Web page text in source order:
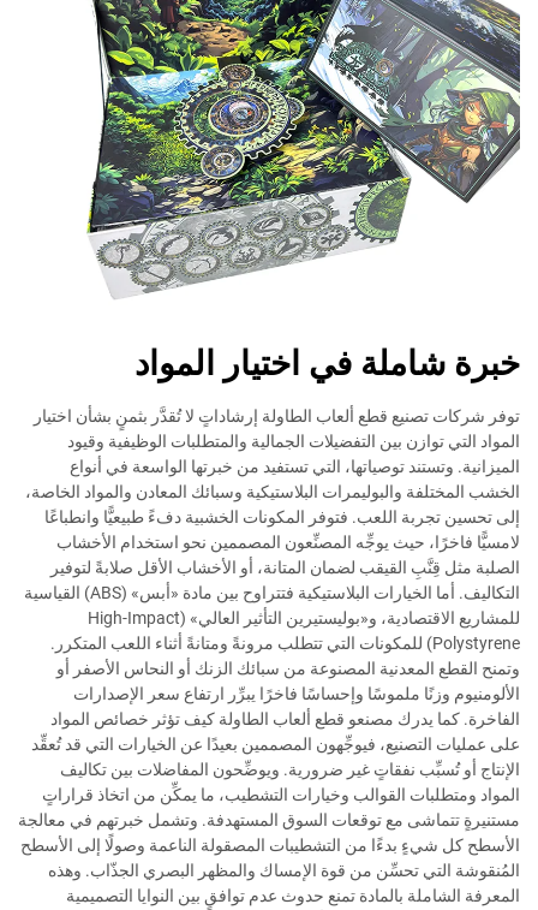
خبرة شاملة في اختيار المواد
توفر شركات تصنيع قطع ألعاب الطاولة إرشاداتٍ لا تُقدَّر بثمنٍ بشأن اختيار
المواد التي توازن بين التفضيلات الجمالية والمتطلبات الوظيفية وقيود
الميزانية. وتستند توصياتها، التي تستفيد من خبرتها الواسعة في أنواع
الخشب المختلفة والبوليمرات البلاستيكية وسبائك المعادن والمواد الخاصة،
إلى تحسين تجربة اللعب. فتوفر المكونات الخشبية دفءً طبيعيًّا وانطباعًا
لامسيًّا فاخرًا، حيث يوجِّه المصنِّعون المصممين نحو استخدام الأخشاب
الصلبة مثل قِنَّبِ القيقب لضمان المتانة، أو الأخشاب الأقل صلابةً لتوفير
التكاليف. أما الخيارات البلاستيكية فتتراوح بين مادة «أبس» (ABS) القياسية
للمشاريع الاقتصادية، و«بوليستيرين التأثير العالي» (High-Impact
Polystyrene) للمكونات التي تتطلب مرونةً ومتانةً أثناء اللعب المتكرر.
وتمنح القطع المعدنية المصنوعة من سبائك الزنك أو النحاس الأصفر أو
الألومنيوم وزنًا ملموسًا وإحساسًا فاخرًا يبرِّر ارتفاع سعر الإصدارات
الفاخرة. كما يدرك مصنعو قطع ألعاب الطاولة كيف تؤثر خصائص المواد
على عمليات التصنيع، فيوجِّهون المصممين بعيدًا عن الخيارات التي قد تُعقِّد
الإنتاج أو تُسبِّب نفقاتٍ غير ضرورية. ويوضِّحون المفاضلات بين تكاليف
المواد ومتطلبات القوالب وخيارات التشطيب، ما يمكِّن من اتخاذ قراراتٍ
مستنيرةٍ تتماشى مع توقعات السوق المستهدفة. وتشمل خبرتهم في معالجة
الأسطح كل شيءٍ بدءًا من التشطيبات المصقولة الناعمة وصولًا إلى الأسطح
المُنقوشة التي تحسِّن من قوة الإمساك والمظهر البصري الجذّاب. وهذه
المعرفة الشاملة بالمادة تمنع حدوث عدم توافقٍ بين النوايا التصميمية